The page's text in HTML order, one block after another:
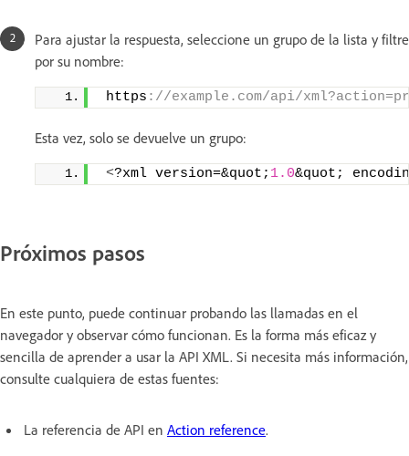
Para ajustar la respuesta, seleccione un grupo de la lista y filtre
por su nombre:
https ://example.com/api/
Esta vez, solo se devuelve un grupo:
<?xml version=&quot; 1.0&quot;
Próximos pasos
En este punto, puede continuar probando las llamadas en el
navegador y observar cómo funcionan. Es la forma más eficaz y
sencilla de aprender a usar la API XML. Si necesita más información,
consulte cualquiera de estas fuentes:
La referencia de API en Action reference.